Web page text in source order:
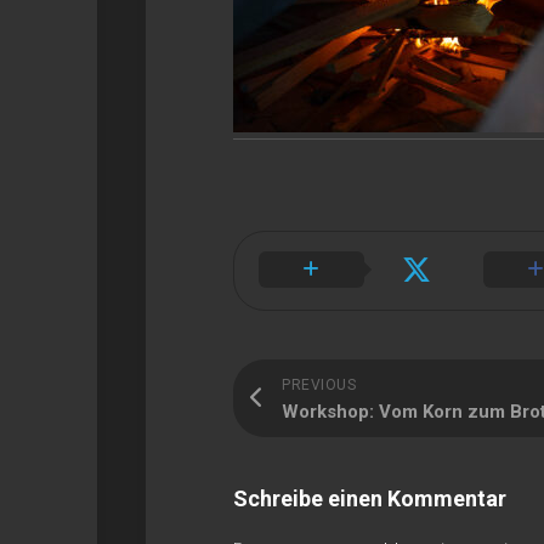
PREVIOUS
Workshop: Vom Korn zum
Schreibe einen Kommentar